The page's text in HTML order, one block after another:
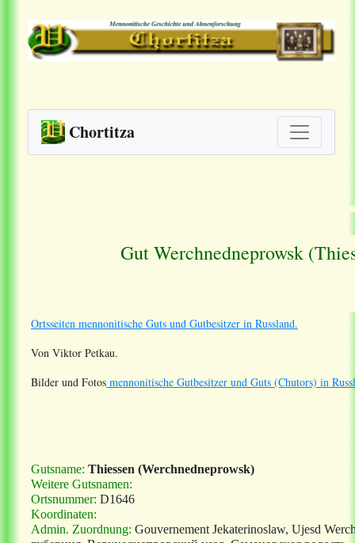
Chortitza
Gut Werchnedneprowsk
Ortsseiten mennonitische Guts und Gutbesitzer in Russland.
Von Viktor Petkau.
Bilder und Fotos mennonitische Gutbesitzer und Guts (Chutors) in
Gutsname: Thiessen (Werchnedneprowsk)
Weitere Gutsnamen:
Ortsnummer: D1646
Koordinaten:
Admin. Zuordnung: Gouvernement Jekaterinoslaw, Ujesd